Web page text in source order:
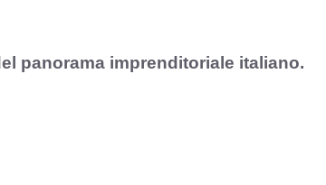
panorama imprenditoriale italiano.